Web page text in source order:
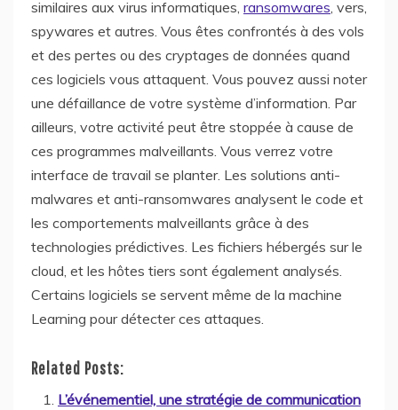
similaires aux virus informatiques, ransomwares, vers,
spywares et autres. Vous êtes confrontés à des vols
et des pertes ou des cryptages de données quand
ces logiciels vous attaquent. Vous pouvez aussi noter
une défaillance de votre système d’information. Par
ailleurs, votre activité peut être stoppée à cause de
ces programmes malveillants. Vous verrez votre
interface de travail se planter. Les solutions anti-
malwares et anti-ransomwares analysent le code et
les comportements malveillants grâce à des
technologies prédictives. Les fichiers hébergés sur le
cloud, et les hôtes tiers sont également analysés.
Certains logiciels se servent même de la machine
Learning pour détecter ces attaques.
Related Posts:
L’événementiel, une stratégie de communication